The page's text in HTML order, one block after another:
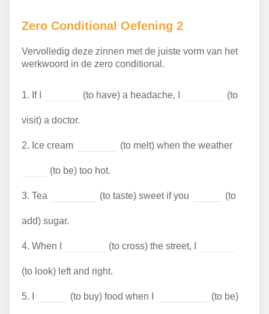
Zero Conditional Oefening 2
Vervolledig deze zinnen met de juiste vorm van het
werkwoord in de zero conditional.
1. If I (to have) a headache, I (to
visit) a doctor.
2. Ice cream (to melt) when the weather
(to be) too hot.
3. Tea (to taste) sweet if you (to
add) sugar.
4. When I (to cross) the street, I
(to look) left and right.
5. (to buy) food when I (to be)